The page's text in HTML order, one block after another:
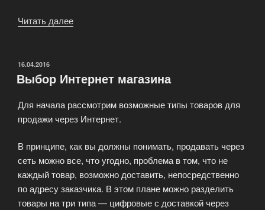
Читать далее
или
визитку?»
ОПУБЛИКОВАНО
16.04.2016
Выбор Интернет магазина
Для начала рассмотрим возможные типы товаров для
продажи через Интернет.
В принципе, как вы должны понимать, продавать через
сеть можно все, что угодно, проблема в том, что не
каждый товар, возможно доставить, непосредственно
по адресу заказчика. В этом плане можно разделить
товары на три типа — цифровые с доставкой через